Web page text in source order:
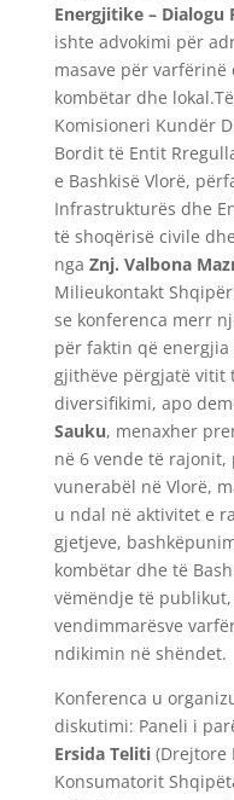
Energjitike – Dialogu
ishte advokimi për
masave për
kombëtar dhe
Komisioneri Kundër
Bordit të Entit
e Bashkisë Vlorë,
Infrastrukturës dhe
të shoqërisë civile
nga Znj. Valbona
Milieukontakt
se konferenca merr
për faktin që
gjithëve përgjatë vitit
diversifikimi, apo
Sauku, menaxher
në 6 vende të
vunerabël në Vlorë,
u ndal në aktivitet e
gjetjeve,
kombëtar dhe të
vëmëndje të
vendimmarësve
ndikimin në shëndet.
Konferenca u
diskutimi: Paneli i
Ersida Teliti(Drejtore
Konsumatorit